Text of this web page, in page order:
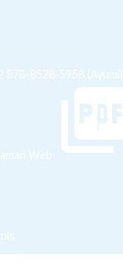
878-8528-5958 (Ayumi)
Web